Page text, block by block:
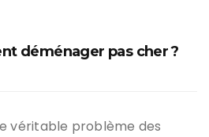
déménager pas cher ?
véritable problème des